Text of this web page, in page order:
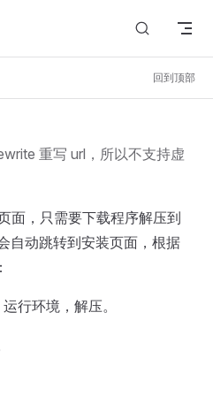
回到顶部
重写 url，所以不支持虚
面，只需要下载程序解压到
自动跳转到安装页面，根据
行环境，解压。